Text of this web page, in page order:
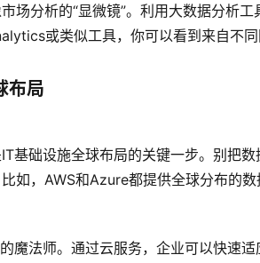
场分析的“显微镜”。利用大数据分析
或类似工具，你可以看到来自不同
布局
基础设施全球布局的关键一步。别把
如，AWS和Azure都提供全球分布的数
魔法师。通过云服务，企业可以快速